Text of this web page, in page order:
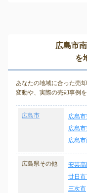
広島市
を
あなたの地域に合った売
変動や、実際の売却事例を
広島市 広島
広島
広島
広島県その他 安芸
廿日
三次市